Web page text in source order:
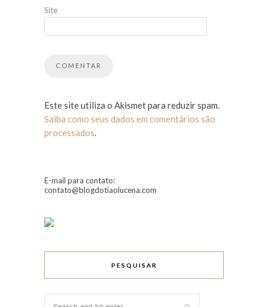
Site
Este site utiliza o Akismet para reduzir spam.
Saiba como seus dados em comentários são
processados.
E-mail para contato:
contato@blogdotiaolucena.com
PESQUISAR